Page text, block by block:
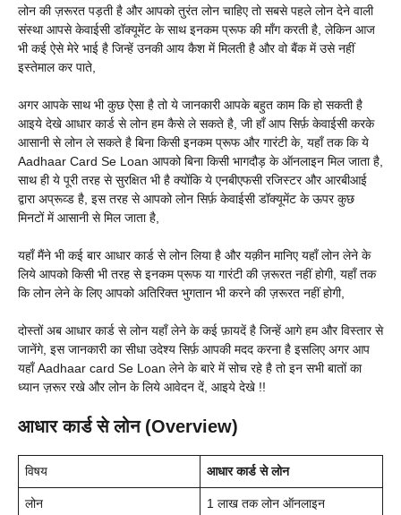
लोन की ज़रूरत पड़ती है और आपको तुरंत लोन चाहिए तो सबसे पहले लोन देने वाली
संस्था आपसे केवाईसी डॉक्यूमेंट के साथ इनकम प्रूफ की माँग करती है, लेकिन आज
भी कई ऐसे मेरे भाई है जिन्हें उनकी आय कैश में मिलती है और वो बैंक में उसे नहीं
इस्तेमाल कर पाते,
अगर आपके साथ भी कुछ ऐसा है तो ये जानकारी आपके बहुत काम कि हो सकती है
आइये देखे आधार कार्ड से लोन हम कैसे ले सकते है, जी हाँ आप सिर्फ़ केवाईसी करके
आसानी से लोन ले सकते है बिना किसी इनकम प्रूफ और गारंटी के, यहाँ तक कि ये
Aadhaar Card Se Loan आपको बिना किसी भागदौड़ के ऑनलाइन मिल जाता है,
साथ ही ये पूरी तरह से सुरक्षित भी है क्योंकि ये एनबीएफसी रजिस्टर और आरबीआई
द्वारा अप्रूव्ड है, इस तरह से आपको लोन सिर्फ़ केवाईसी डॉक्यूमेंट के ऊपर कुछ
मिनटों में आसानी से मिल जाता है,
यहाँ मैंने भी कई बार आधार कार्ड से लोन लिया है और यक़ीन मानिए यहाँ लोन लेने के
लिये आपको किसी भी तरह से इनकम प्रूफ या गारंटी की ज़रूरत नहीं होगी, यहाँ तक
कि लोन लेने के लिए आपको अतिरिक्त भुगतान भी करने की ज़रूरत नहीं होगी,
दोस्तों अब आधार कार्ड से लोन यहाँ लेने के कई फ़ायदें है जिन्हें आगे हम और विस्तार से
जानेंगे, इस जानकारी का सीधा उदेश्य सिर्फ़ आपकी मदद करना है इसलिए अगर आप
यहाँ Aadhaar card Se Loan लेने के बारे में सोच रहे है तो इन सभी बातों का
ध्यान ज़रूर रखे और लोन के लिये आवेदन दें, आइये देखे !!
आधार कार्ड से लोन (Overview)
विषय आधार कार्ड से लोन
लोन 1 लाख तक लोन ऑनलाइन